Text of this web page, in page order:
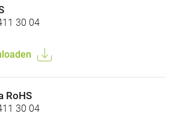
30 04
RoHS
30 04